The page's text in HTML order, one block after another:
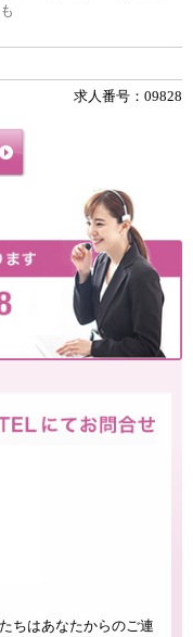
求人番号：09828
ちはあなたからのご連